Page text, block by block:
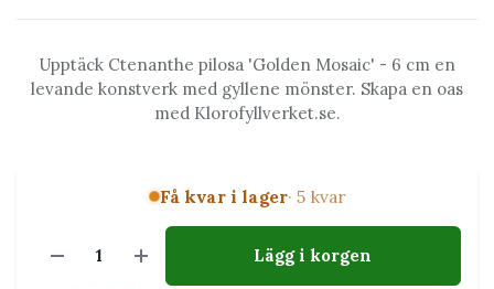
Upptäck Ctenanthe pilosa 'Golden Mosaic' - 6 cm en
levande konstverk med gyllene mönster. Skapa en oas
med Klorofyllverket.se.
Få kvar i lager· 5 kvar
Lägg i korgen